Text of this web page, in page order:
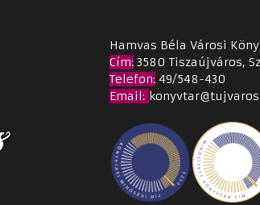
Hamvas Béla Városi
Cím:3580 Tiszaújváros,
Telefon:49/548-430
Email: